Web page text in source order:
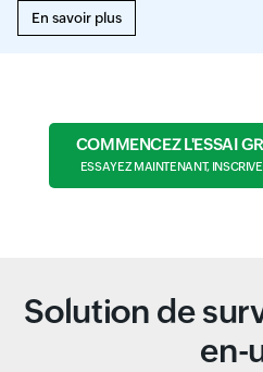
En savoir plus
COMMENCEZ L'ESSAI
ESSAYEZ MAINTENANT,
Solution de
en-